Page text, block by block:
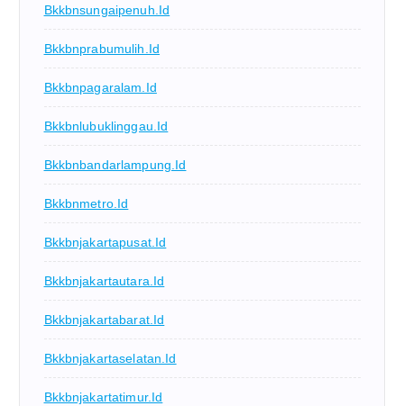
Bkkbnsungaipenuh.id
Bkkbnprabumulih.id
Bkkbnpagaralam.id
Bkkbnlubuklinggau.id
Bkkbnbandarlampung.id
Bkkbnmetro.id
Bkkbnjakartapusat.id
Bkkbnjakartautara.id
Bkkbnjakartabarat.id
Bkkbnjakartaselatan.id
Bkkbnjakartatimur.id